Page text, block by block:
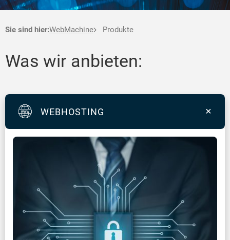
Sie sind hier:WebMachine Produkte
Was wir anbieten:
WEBHOSTING